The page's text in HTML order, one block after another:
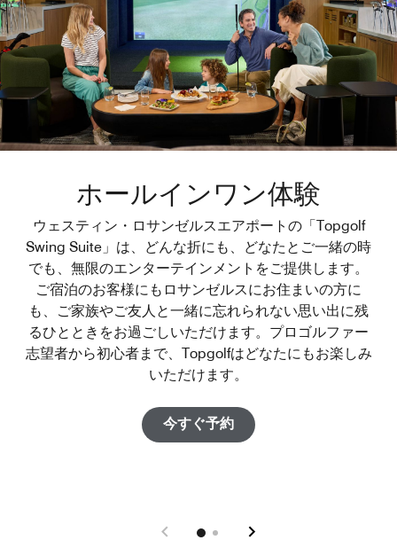
ホールインワン体験
ウェスティン・ロサンゼルスエアポートの「Topgolf
Swing Suite」は、どんな折にも、どなたとご一緒の時
でも、無限のエンターテインメントをご提供します。
ご宿泊のお客様にもロサンゼルスにお住まいの方に
も、ご家族やご友人と一緒に忘れられない思い出に残
るひとときをお過ごしいただけます。プロゴルファー
志望者から初心者まで、Topgolfはどなたにもお楽しみ
いただけます。
今すぐ予約Open in New Tab